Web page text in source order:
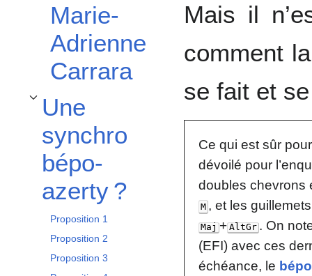
Marie-
Adrienne
Carrara
Une
synchro
bépo-
azerty ?
Afficher / masquer la sous-section Une synchro bépo-azerty ?
Proposition 1
Proposition 2
Proposition 3
Mais il
comment
se fait et
Ce qui est sûr
dévoilé pour
doubles chevrons
M , et les
Maj + AltGr . On
(EFI) avec ces
échéance, le